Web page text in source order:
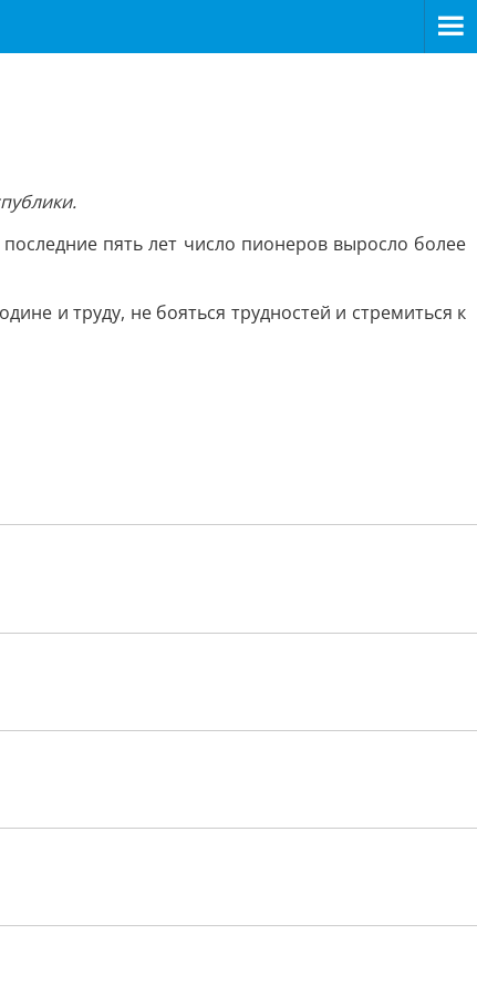
пять лет число пионеров выросло более
и труду, не бояться трудностей и стремиться к